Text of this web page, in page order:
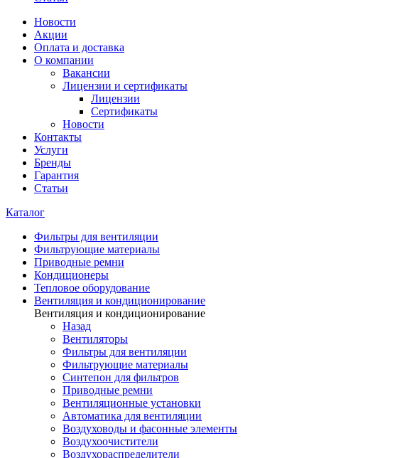
Новости
Акции
Оплата и доставка
О компании
Вакансии
Лицензии и сертификаты
Лицензии
Сертификаты
Новости
Контакты
Услуги
Бренды
Гарантия
Статьи
Каталог
Фильтры для вентиляции
Фильтрующие материалы
Приводные ремни
Кондиционеры
Тепловое оборудование
Вентиляция и кондиционирование
Вентиляция и кондиционирование
Назад
Вентиляторы
Фильтры для вентиляции
Фильтрующие материалы
Синтепон для фильтров
Приводные ремни
Вентиляционные установки
Автоматика для вентиляции
Воздуховоды и фасонные элементы
Воздухоочистители
Воздухораспределители